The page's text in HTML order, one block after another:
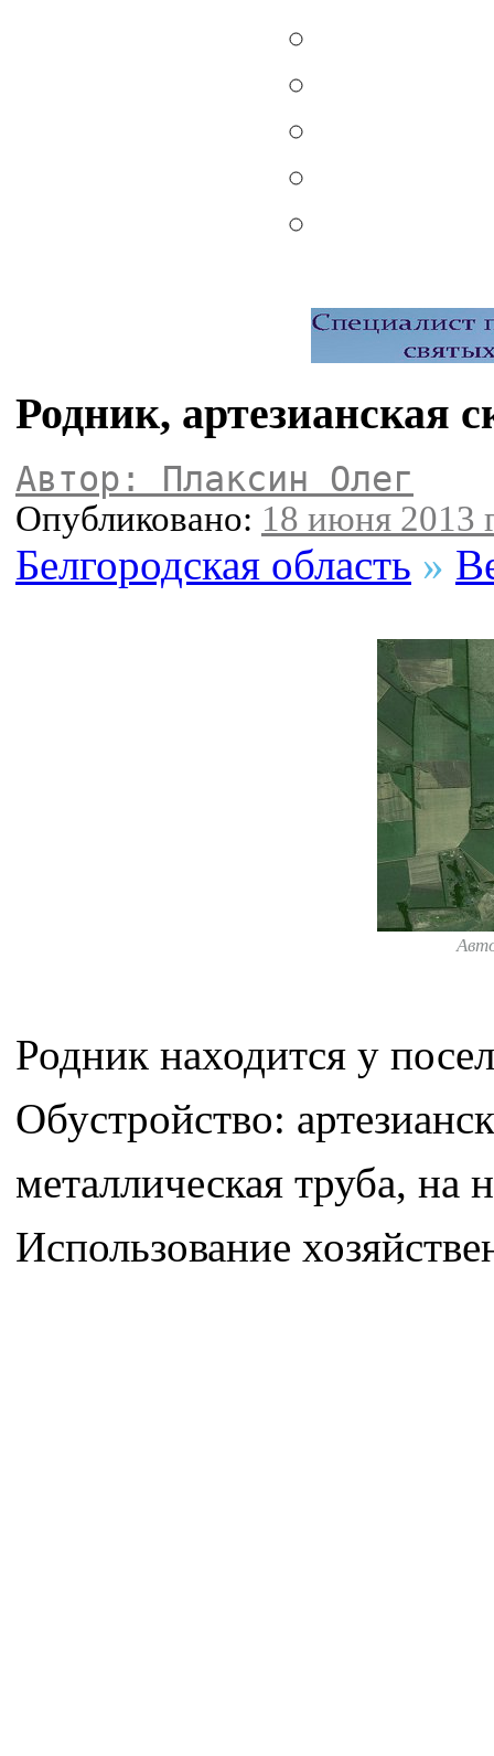
Родник, артезианская
Автор: Плаксин Олег
Опубликовано: 18 июня 2013
Белгородская область »
Родник находится у
Обустройство:
металлическая труба, на
Использование